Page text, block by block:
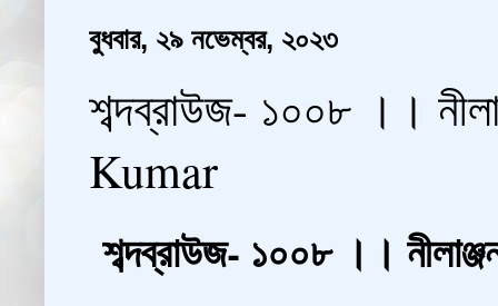
বুধবার, ২৯ নভেম্বর, ২০২৩
শব্দব্রাউজ- ১০০৮ ।।
Kumar
শব্দব্রাউজ- ১০০৮ ।।